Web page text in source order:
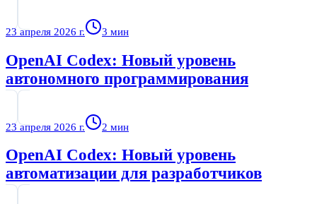
23 апреля 2026 г. 3 мин
OpenAI Codex: Новый уровень
автономного программирования
23 апреля 2026 г. 2 мин
OpenAI Codex: Новый уровень
автоматизации для разработчиков